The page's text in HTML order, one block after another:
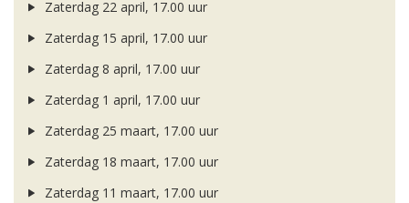
Zaterdag 22 april, 17.00 uur
Zaterdag 15 april, 17.00 uur
Zaterdag 8 april, 17.00 uur
Zaterdag 1 april, 17.00 uur
Zaterdag 25 maart, 17.00 uur
Zaterdag 18 maart, 17.00 uur
Zaterdag 11 maart, 17.00 uur